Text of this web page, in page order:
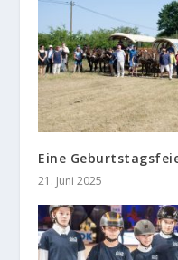
Eine
21. Juni 2025